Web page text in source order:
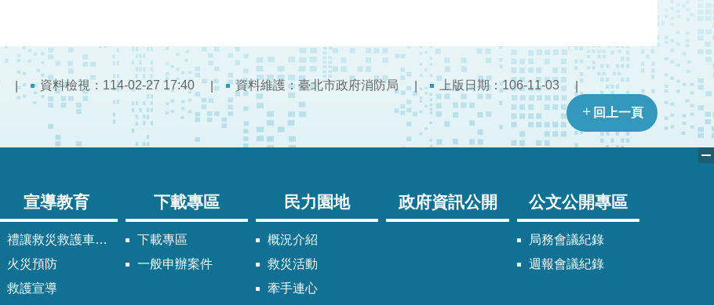
資料檢視：114-02-27 17:40 資料維護：臺北市政府消防局 上版日期：106-11-03
回上一頁
宣導教育
禮讓救災救護車輛須知
火災預防
救護宣導
下載專區
下載專區
一般申辦案件
民力園地
概況介紹
救災活動
牽手連心
政府資訊公開 公文公開專區
局務會議紀錄
週報會議紀錄